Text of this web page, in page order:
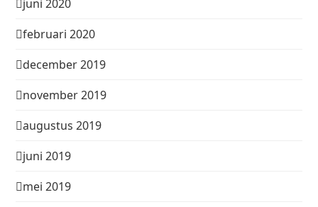
juni 2020
februari 2020
december 2019
november 2019
augustus 2019
juni 2019
mei 2019